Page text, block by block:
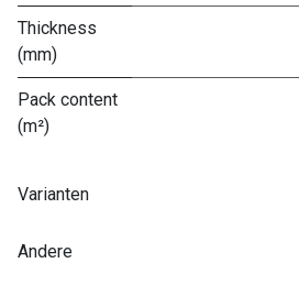
Thickness
(mm)
Pack content
(m²)
Varianten
Andere